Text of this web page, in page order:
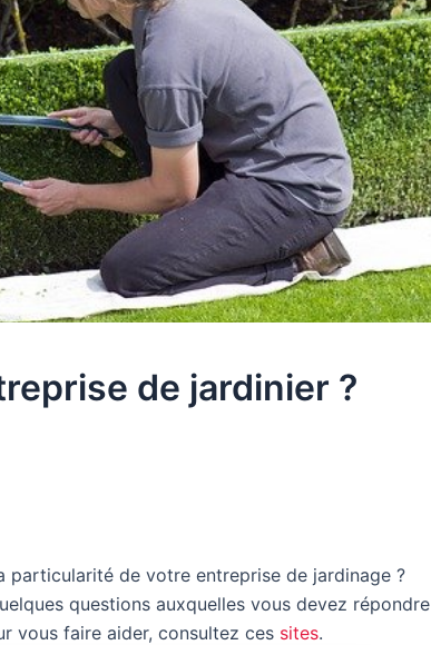
de jardinier ?
particularité de votre entreprise de jardinage ?
questions auxquelles vous devez répondre
vous faire aider, consultez ces sites.